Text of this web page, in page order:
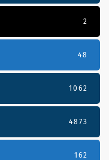
2
48
1062
4873
162